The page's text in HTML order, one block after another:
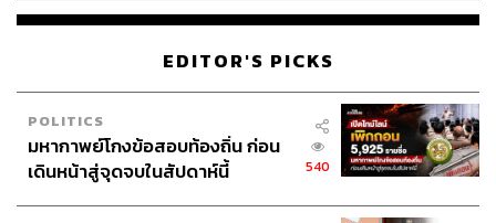
EDITOR'S PICKS
POLITICS
มหากาพย์โกงข้อสอบท้องถิ่น ก่อน
เดินหน้าสู่จุดจบในสัปดาห์นี้
540